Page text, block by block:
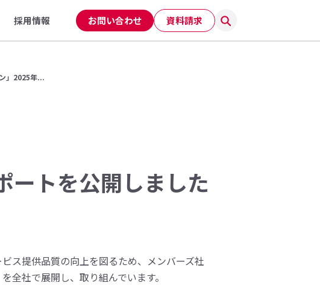
採用情報 お問い合わせ 資料請求
」2025年...
ートを公開しました
ス提供品質の向上を図るため、メンバーズ社
全社で展開し、取り組んでいます。